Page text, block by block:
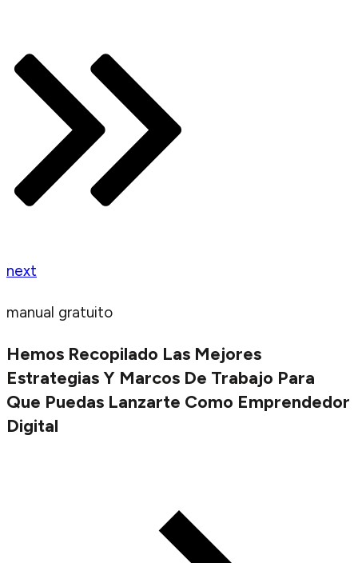
next
manual gratuito
Hemos Recopilado Las Mejores
Estrategias Y Marcos De Trabajo Para
Que Puedas Lanzarte Como Emprendedor
Digital